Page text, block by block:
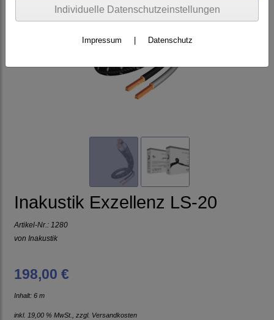
Inakustik Exzellenz LS-20
Artikel-Nr.: 1280
von Inakustik
198,00 €
Inhalt: 6 m
inkl. 19,00 % MwSt., zzgl. Versandkosten
Individuelle Datenschutzeinstellungen
Impressum Datenschutz